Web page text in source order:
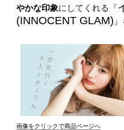
やかな印象にしてくれる『
(INNOCENT GLAM)
画像をクリックで商品ページへ